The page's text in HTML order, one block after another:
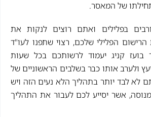
של המאסר.
בפלילים ואתם רוצים לנקות את
הפלילי שלכם, רצוי שתפנו לעו"ד
בועז קניג יעמוד לרשותכם בכל שעות
ולערב אותו כבר בשלבים הראשוניים של
לא לבד יותר בתהליך הלא נעים הזה ויש
אשר יסייע לכם לעבור את התהליך